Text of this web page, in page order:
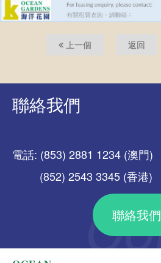
上一個 返回
聯絡我們
電話: (853) 2881 1234 (澳門)
(852) 2543 3345 (香港)
聯絡我們